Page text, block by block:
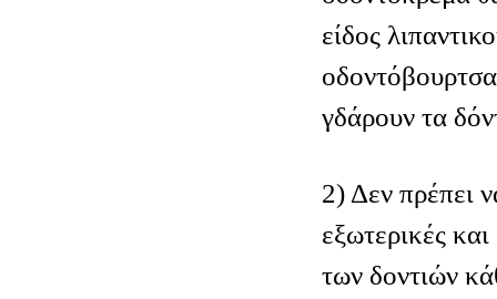
είδος
γδάρουν τα
2) Δεν πρέπει
εξωτερικές
των δοντιών